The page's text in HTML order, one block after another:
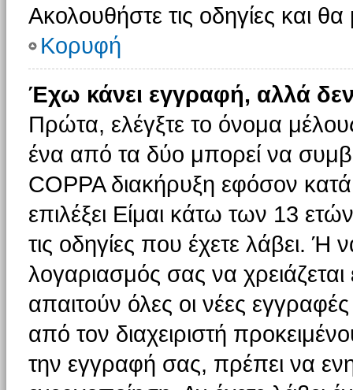
Ακολουθήστε τις οδηγίες και
Κορυφή
Έχω κάνει εγγραφή, αλλά
Πρώτα, ελέγξτε το όνομα
ένα από τα δύο μπορεί να
COPPA διακήρυξη εφόσον κατά
επιλέξει Είμαι κάτω των 13
τις οδηγίες που έχετε λάβει. Ή
λογαριασμός σας να
απαιτούν όλες οι νέες
από τον διαχειριστή
την εγγραφή σας, πρέπει να